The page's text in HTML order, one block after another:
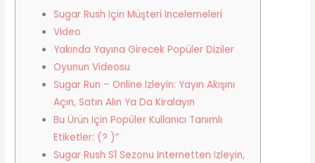
Sugar Rush Için Müşteri Incelemeleri
Video
Yakında Yayına Girecek Popüler Diziler
Oyunun Videosu
Sugar Run – Online Izleyin: Yayın Akışını
Açın, Satın Alın Ya Da Kiralayın
Bu Ürün Için Popüler Kullanıcı Tanımlı
Etiketler: (? )”
Sugar Rush S1 Sezonu Internetten Izleyin,